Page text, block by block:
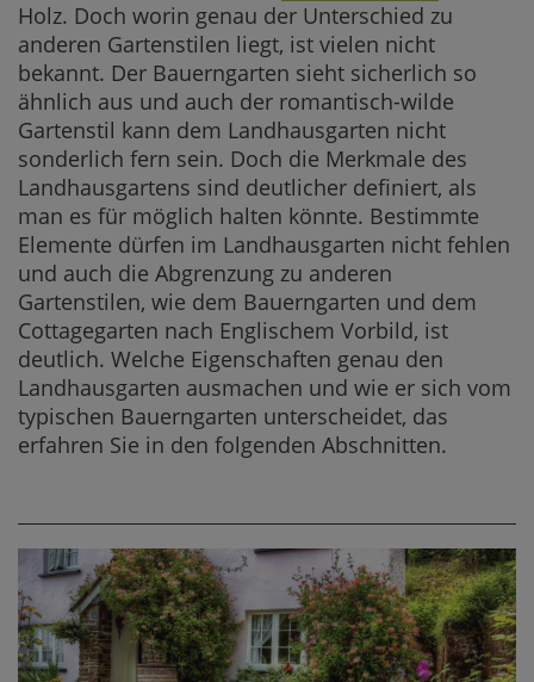
Holz. Doch worin genau der Unterschied zu
anderen Gartenstilen liegt, ist vielen nicht
bekannt. Der Bauerngarten sieht sicherlich so
ähnlich aus und auch der romantisch-wilde
Gartenstil kann dem Landhausgarten nicht
sonderlich fern sein. Doch die Merkmale des
Landhausgartens sind deutlicher definiert, als
man es für möglich halten könnte. Bestimmte
Elemente dürfen im Landhausgarten nicht fehlen
und auch die Abgrenzung zu anderen
Gartenstilen, wie dem Bauerngarten und dem
Cottagegarten nach Englischem Vorbild, ist
deutlich. Welche Eigenschaften genau den
Landhausgarten ausmachen und wie er sich vom
typischen Bauerngarten unterscheidet, das
erfahren Sie in den folgenden Abschnitten.